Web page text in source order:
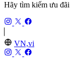
Hãy tìm kiếm ưu
VN,vi